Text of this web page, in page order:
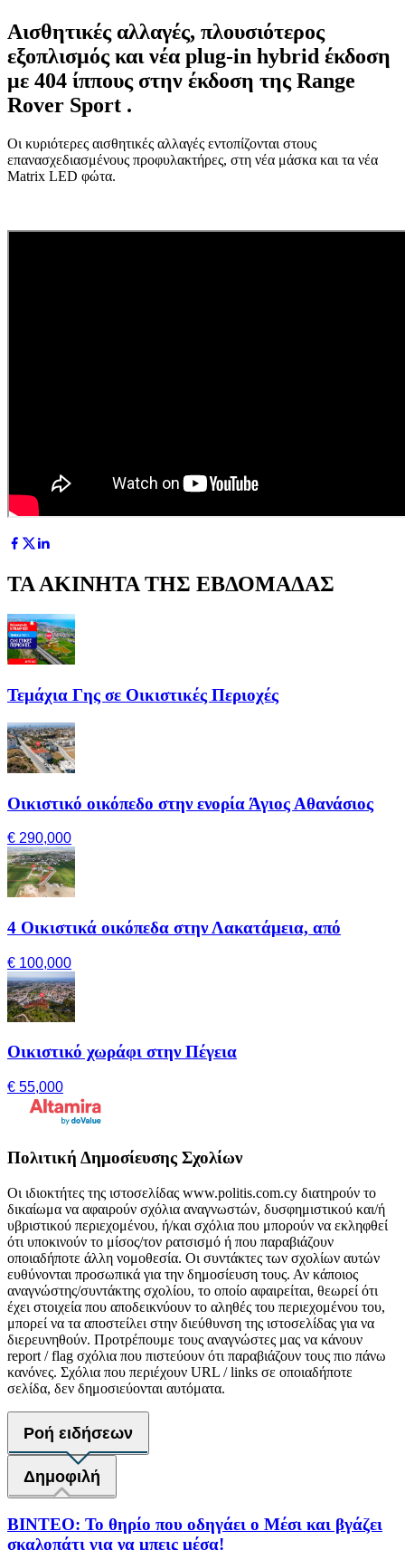
Αισθητικές αλλαγές, πλουσιότερος
εξοπλισμός και νέα plug-in hybrid έκδοση
με 404 ίππους στην έκδοση της Range
Rover Sport .
Οι κυριότερες αισθητικές αλλαγές εντοπίζονται στους
επανασχεδιασμένους προφυλακτήρες, στη νέα μάσκα και τα νέα
Matrix LED φώτα.
ΤΑ ΑΚΙΝΗΤΑ ΤΗΣ ΕΒΔΟΜΑΔΑΣ
Τεμάχια Γης σε Οικιστικές Περιοχές
Οικιστικό οικόπεδο στην ενορία Άγιος Αθανάσιος
€ 290,000
4 Οικιστικά οικόπεδα στην Λακατάμεια, από
€ 100,000
Οικιστικό χωράφι στην Πέγεια
€ 55,000
Πολιτική Δημοσίευσης Σχολίων
Οι ιδιοκτήτες της ιστοσελίδας www.politis.com.cy διατηρούν το
δικαίωμα να αφαιρούν σχόλια αναγνωστών, δυσφημιστικού και/ή
υβριστικού περιεχομένου, ή/και σχόλια που μπορούν να εκληφθεί
ότι υποκινούν το μίσος/τον ρατσισμό ή που παραβιάζουν
οποιαδήποτε άλλη νομοθεσία. Οι συντάκτες των σχολίων αυτών
ευθύνονται προσωπικά για την δημοσίευση τους. Αν κάποιος
αναγνώστης/συντάκτης σχολίου, το οποίο αφαιρείται, θεωρεί ότι
έχει στοιχεία που αποδεικνύουν το αληθές του περιεχομένου του,
μπορεί να τα αποστείλει στην διεύθυνση της ιστοσελίδας για να
διερευνηθούν. Προτρέπουμε τους αναγνώστες μας να κάνουν
report / flag σχόλια που πιστεύουν ότι παραβιάζουν τους πιο πάνω
κανόνες. Σχόλια που περιέχουν URL / links σε οποιαδήποτε
σελίδα, δεν δημοσιεύονται αυτόματα.
Ροή ειδήσεων
Δημοφιλή
ΒΙΝΤΕΟ: Το θηρίο που οδηγάει ο Μέσι και βγάζει
σκαλοπάτι για να μπεις μέσα!